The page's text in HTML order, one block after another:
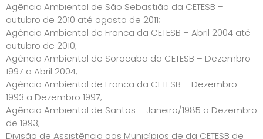
Agência Ambiental de São Sebastião da CETESB –
outubro de 2010 até agosto de 2011;
Agência Ambiental de Franca da CETESB – Abril 2004 até
outubro de 2010;
Agência Ambiental de Sorocaba da CETESB – Dezembro
1997 a Abril 2004;
Agência Ambiental de Franca da CETESB – Dezembro
1993 a Dezembro 1997;
Agência Ambiental de Santos – Janeiro/1985 a Dezembro
de 1993;
Divisão de Assistência aos Municípios de da CETESB de